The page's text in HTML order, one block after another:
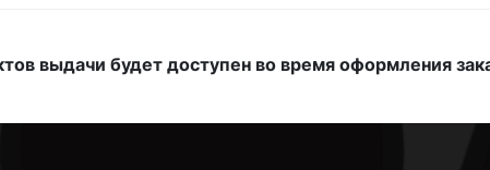
выдачи будет доступен во время оформления